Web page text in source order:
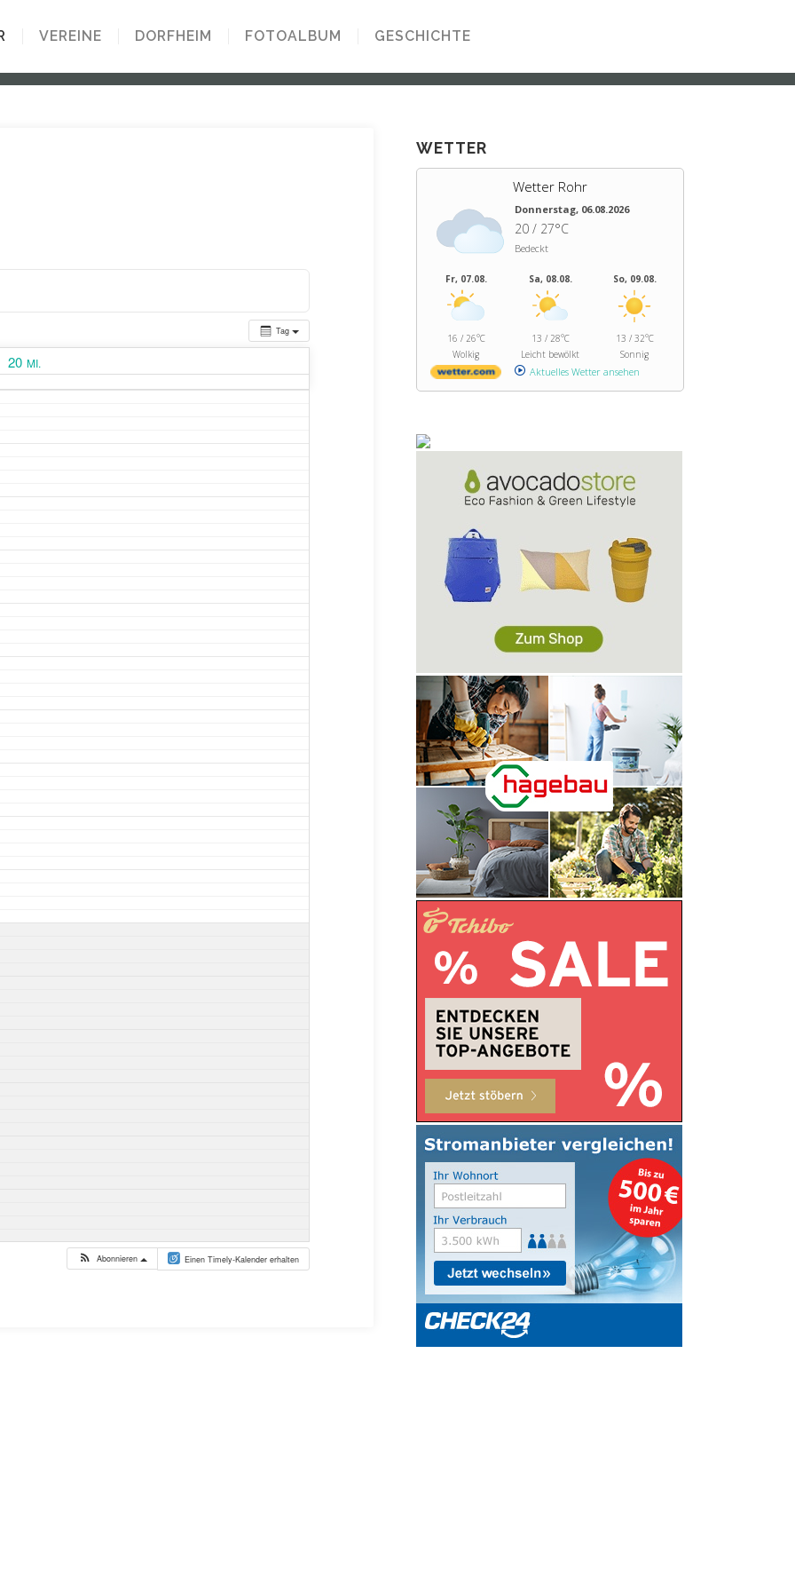
VEREINE DORFHEIM FOTOALBUM GESCHICHTE
Tag
20 MI.
Abonnieren Einen Timely-Kalender erhalten
WETTER
Wetter Rohr
Donnerstag, 06.08.2026
20 / 27°C
Bedeckt
Fr, 07.08.
16 / 26°C
Wolkig
Sa, 08.08.
13 / 28°C
Leicht bewölkt
So, 09.08.
13 / 32°C
Sonnig
Aktuelles Wetter ansehen